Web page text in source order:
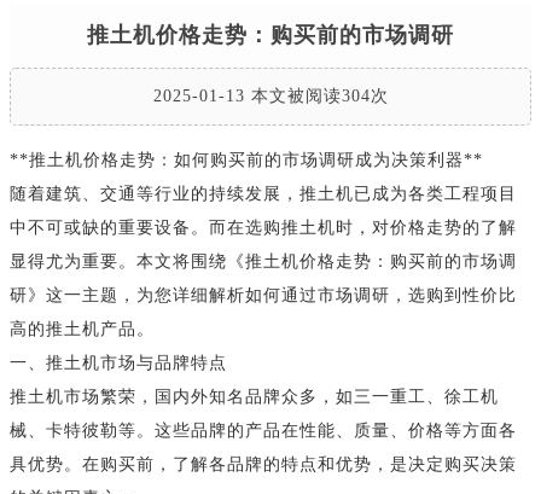
推土机价格走势：购买前的市场调研
2025-01-13 本文被阅读304次
**推土机价格走势：如何购买前的市场调研成为决策利器**
随着建筑、交通等行业的持续发展，推土机已成为各类工程项目
中不可或缺的重要设备。而在选购推土机时，对价格走势的了解
显得尤为重要。本文将围绕《推土机价格走势：购买前的市场调
研》这一主题，为您详细解析如何通过市场调研，选购到性价比
高的推土机产品。
一、推土机市场与品牌特点
推土机市场繁荣，国内外知名品牌众多，如三一重工、徐工机
械、卡特彼勒等。这些品牌的产品在性能、质量、价格等方面各
具优势。在购买前，了解各品牌的特点和优势，是决定购买决策